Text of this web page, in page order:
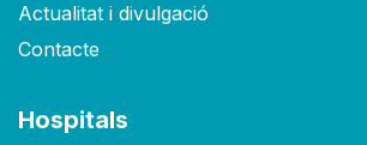
Actualitat i divulgació
Contacte
Hospitals